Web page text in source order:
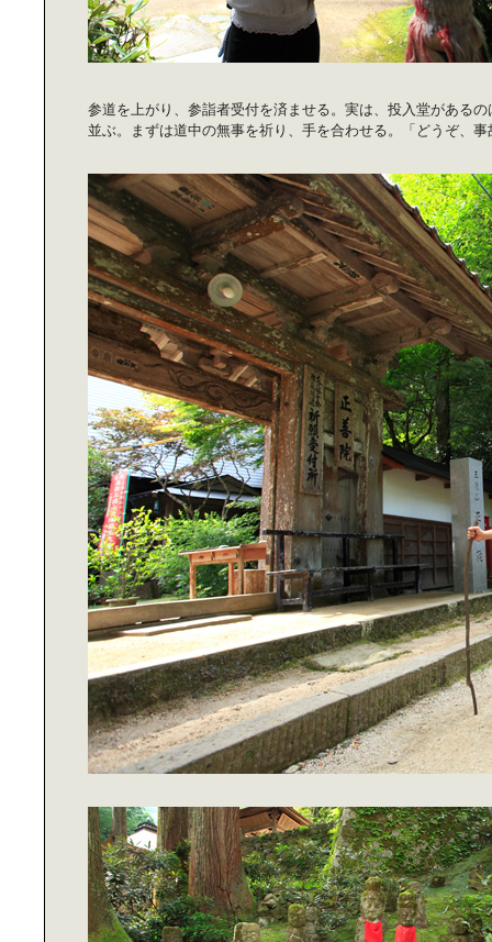
参道を上がり、参詣者受付を済ませる。実は、投入堂がある
並ぶ。まずは道中の無事を祈り、手を合わせる。「どうぞ
ジュースで｜体をクレンズしよう！
理想の住まい、｜考えてみません
か？
パンとスプレッドを持って行こう｜
春の浜辺のピクニック
自転車の聖地・ONOMICHI U2で発
見｜理想のサイクル・ライフスタイ
ル
サイクリストの聖地｜しまなみ海道
を走る
プロに学ぶ｜スマートフォン撮影術
Plantica木村貴史が提案する｜贈る
花・迎える花